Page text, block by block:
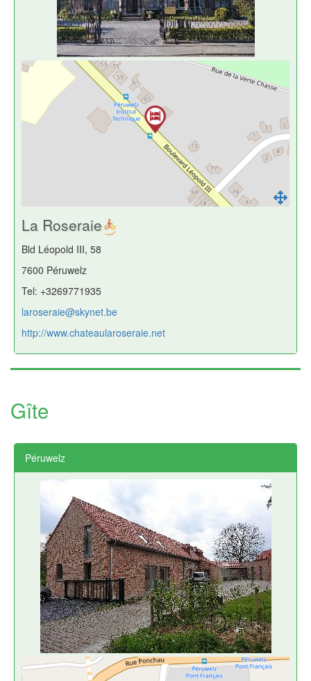
La Roseraie
Bld Léopold III, 58
7600 Péruwelz
Tel: +3269771935
laroseraie@skynet.be
http://www.chateaularoseraie.net
Gîte
Péruwelz